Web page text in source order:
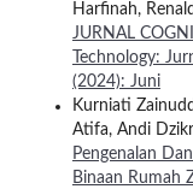
Harfinah,
JURNAL
Technology:
(2024): Juni
Kurniati
Atifa, Andi
Pengenalan
Binaan Rumah